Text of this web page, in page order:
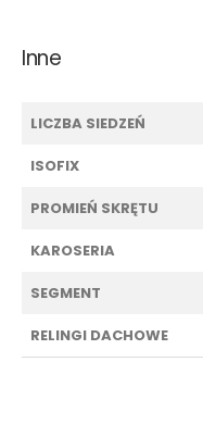
Inne
LICZBA SIEDZEŃ
ISOFIX
PROMIEŃ SKRĘTU
KAROSERIA
SEGMENT
RELINGI DACHOWE